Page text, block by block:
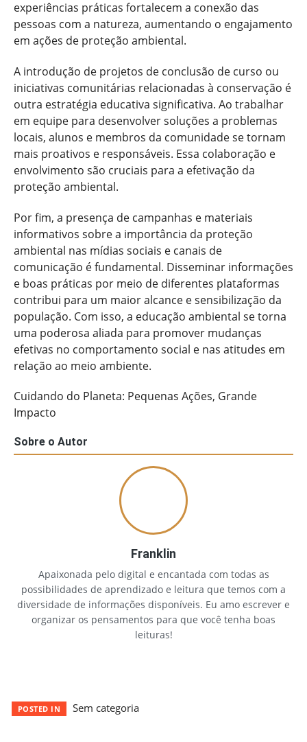
experiências práticas fortalecem a conexão das
pessoas com a natureza, aumentando o engajamento
em ações de proteção ambiental.
A introdução de projetos de conclusão de curso ou
iniciativas comunitárias relacionadas à conservação é
outra estratégia educativa significativa. Ao trabalhar
em equipe para desenvolver soluções a problemas
locais, alunos e membros da comunidade se tornam
mais proativos e responsáveis. Essa colaboração e
envolvimento são cruciais para a efetivação da
proteção ambiental.
Por fim, a presença de campanhas e materiais
informativos sobre a importância da proteção
ambiental nas mídias sociais e canais de
comunicação é fundamental. Disseminar informações
e boas práticas por meio de diferentes plataformas
contribui para um maior alcance e sensibilização da
população. Com isso, a educação ambiental se torna
uma poderosa aliada para promover mudanças
efetivas no comportamento social e nas atitudes em
relação ao meio ambiente.
Cuidando do Planeta: Pequenas Ações, Grande
Impacto
Sobre o Autor
Franklin
Apaixonada pelo digital e encantada com todas as
possibilidades de aprendizado e leitura que temos com a
diversidade de informações disponíveis. Eu amo escrever e
organizar os pensamentos para que você tenha boas
leituras!
POSTED IN Sem categoria